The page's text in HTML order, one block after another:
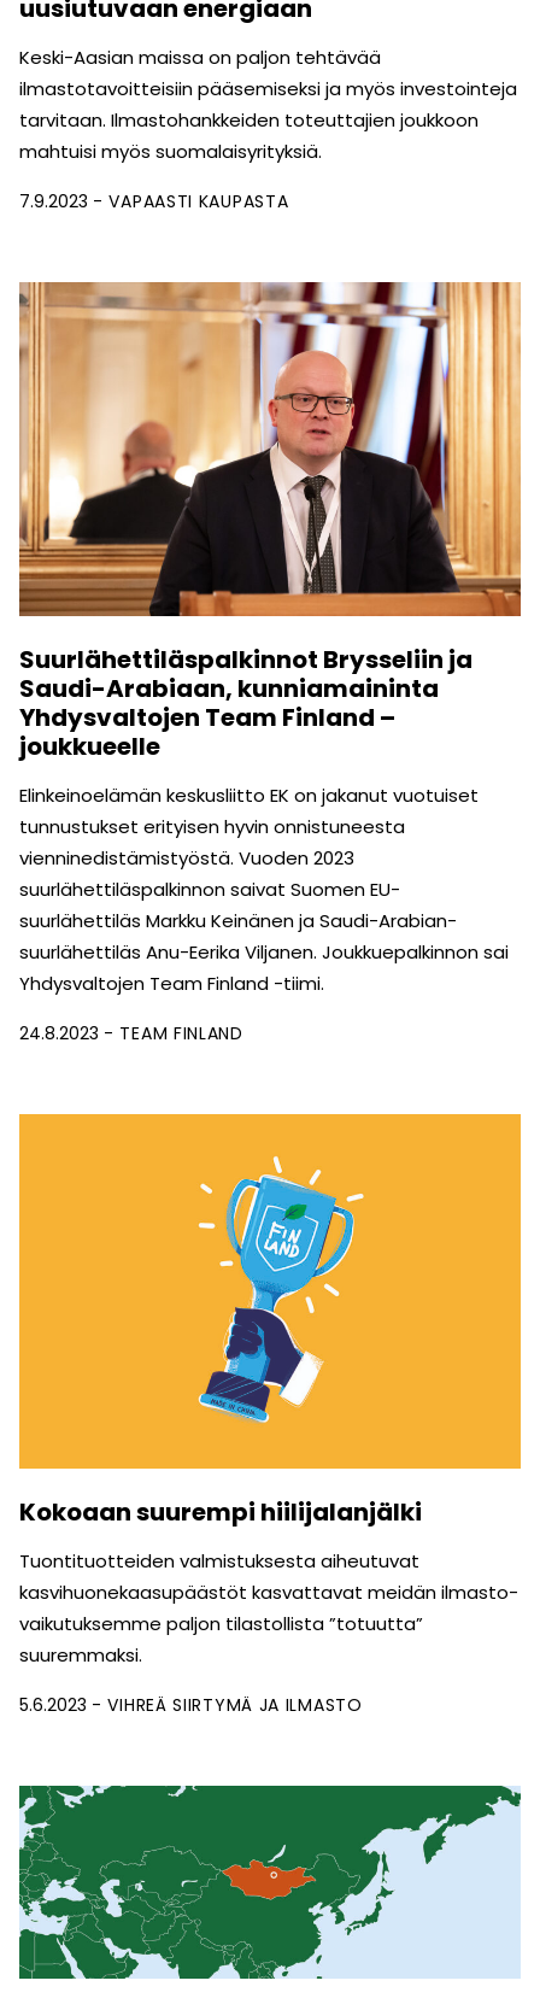
uusiutuvaan energiaan
Keski-Aasian maissa on paljon tehtävää
ilmastotavoitteisiin pääsemiseksi ja myös investointeja
tarvitaan. Ilmastohankkeiden toteuttajien joukkoon
mahtuisi myös suomalaisyrityksiä.
7.9.2023 VAPAASTI KAUPASTA
Suurlähettiläspalkinnot Brysseliin ja
Saudi-Arabiaan, kunniamaininta
Yhdysvaltojen Team Finland –
joukkueelle
Elinkeinoelämän keskusliitto EK on jakanut vuotuiset
tunnustukset erityisen hyvin onnistuneesta
vienninedistämistyöstä. Vuoden 2023
suurlähettiläspalkinnon saivat Suomen EU-
suurlähettiläs Markku Keinänen ja Saudi-Arabian-
suurlähettiläs Anu-Eerika Viljanen. Joukkuepalkinnon sai
Yhdysvaltojen Team Finland -tiimi.
24.8.2023 TEAM FINLAND
Kokoaan suurempi hiilijalanjälki
Tuontituotteiden valmistuksesta aiheutuvat
kasvihuonekaasupäästöt kasvattavat meidän ilmasto­
vaikutuksemme paljon tilastollista ”totuutta”
suuremmaksi.
5.6.2023 VIHREÄ SIIRTYMÄ JA ILMASTO